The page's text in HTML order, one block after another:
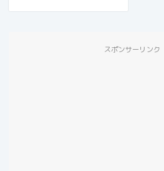
スポンサーリンク